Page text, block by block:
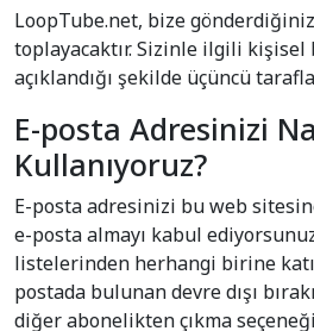
LoopTube.net, bize
toplayacaktır. Sizinle ilgili
açıklandığı şekilde üçüncü
E-posta Adresinizi
Kullanıyoruz?
E-posta adresinizi bu web
e-posta almayı kabul
listelerinden herhangi birine
postada bulunan devre dışı
diğer abonelikten çıkma